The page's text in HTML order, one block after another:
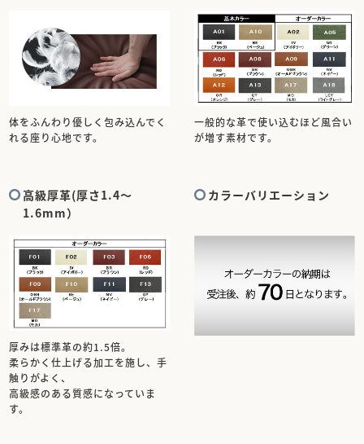
体をふんわり優しく包み込んでく
れる座り心地です。
一般的な革で使い込むほど風合い
が増す素材です。
高級厚革(厚さ1.4～
1.6mm）
厚みは標準革の約1.5倍。
柔らかく仕上げる加工を施し、手
触りがよく、
高級感のある質感になっていま
す。
カラーバリエーション